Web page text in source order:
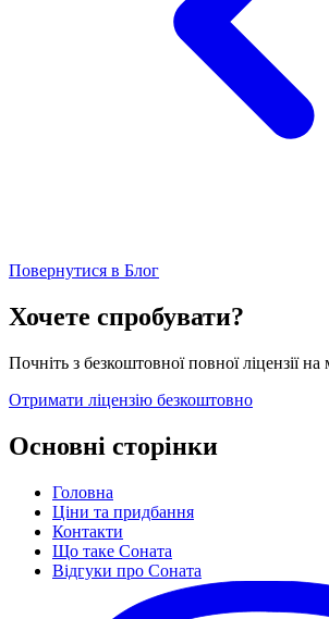
Повернутися в Блог
Хочете спробувати?
Почніть з безкоштовної повної ліцензії на
Отримати ліцензію безкоштовно
Основні сторінки
Головна
Ціни та придбання
Контакти
Що таке Соната
Відгуки про Соната